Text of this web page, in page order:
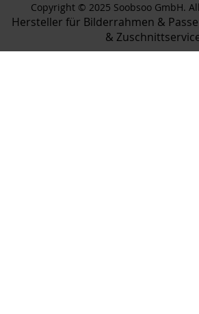
Copyright © 2025 Soobsoo GmbH.
Hersteller für Bilderrahmen &
&